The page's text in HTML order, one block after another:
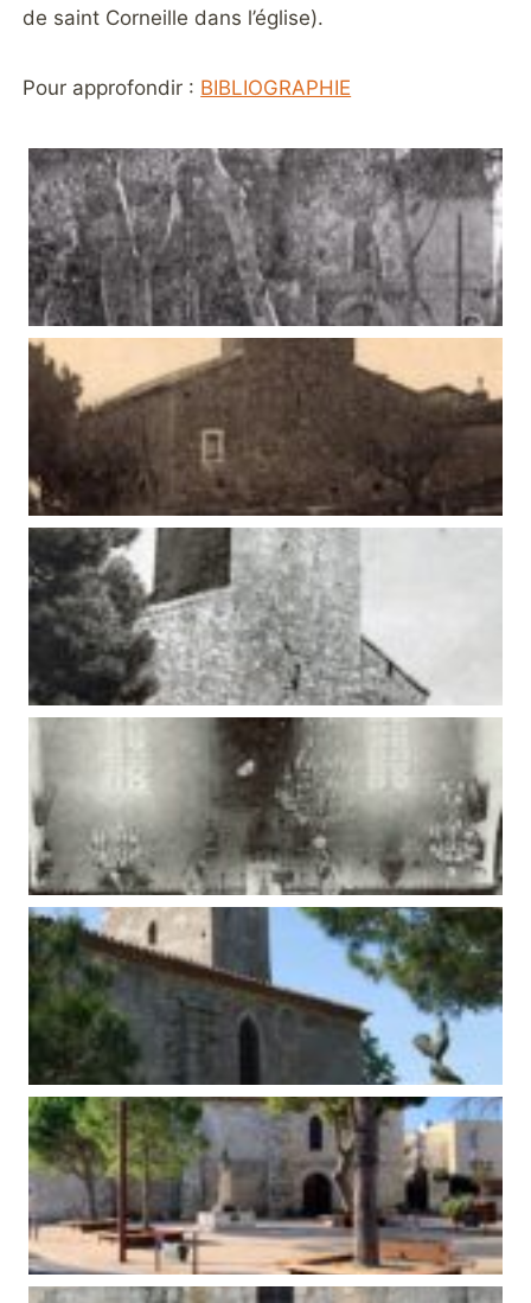
de saint Corneille dans l’église).
Pour approfondir : BIBLIOGRAPHIE